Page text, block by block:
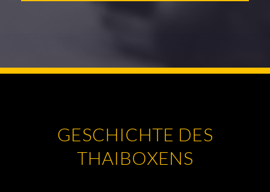
GESCHICHTE DES
THAIBOXENS